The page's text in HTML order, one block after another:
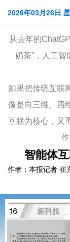
2026年03月26日
从去年的
奶茶”，人工
如果把传统互联
像是向三维、四
互联为核心，又
智能体
作者：本报记者 崔